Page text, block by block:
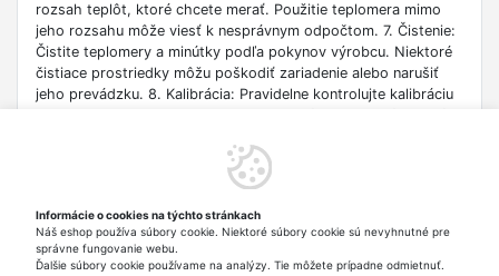
rozsah teplôt, ktoré chcete merať. Použitie teplomera mimo
jeho rozsahu môže viesť k nesprávnym odpočtom. 7. Čistenie:
Čistite teplomery a minútky podľa pokynov výrobcu. Niektoré
čistiace prostriedky môžu poškodiť zariadenie alebo narušiť
jeho prevádzku. 8. Kalibrácia: Pravidelne kontrolujte kalibráciu
bezpečnom mieste, aby ste predišli poškodeniu a udržali ich
presnosť. 10. Likvidácia: Použité teplomery a minútky likvidujte
nebezpečných materiáloch. 11. Použitie deťmi: Nedovoľte
deťom používať teplomery a minútky bez dozoru dospelej
osoby.
Informácie o cookies na týchto stránkach
Náš eshop používa súbory cookie. Niektoré súbory cookie sú nevyhnutné pre
správne fungovanie webu.
Ďalšie súbory cookie používame na analýzy. Tie môžete prípadne odmietnuť.